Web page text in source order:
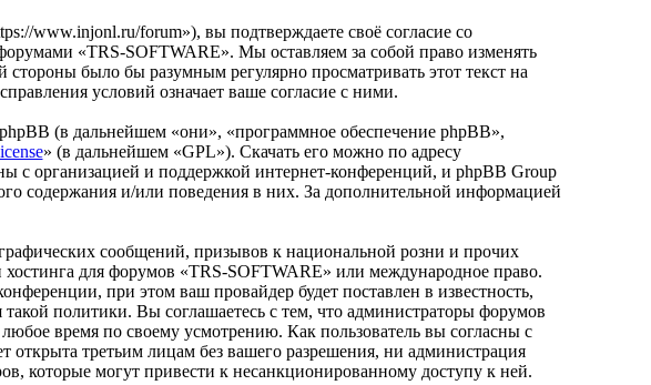
www.injonl.ru/forum»), вы подтверждаете своё согласие со
«TRS-SOFTWARE». Мы оставляем за собой право изменять
было бы разумным регулярно просматривать этот текст на
условий означает ваше согласие с ними.
(в дальнейшем «они», «программное обеспечение phpBB»,
» (в дальнейшем «GPL»). Скачать его можно по адресу
с организацией и поддержкой интернет-конференций, и phpBB Group
содержания и/или поведения в них. За дополнительной информацией
сообщений, призывов к национальной розни и прочих
для форумов «TRS-SOFTWARE» или международное право.
при этом ваш провайдер будет поставлен в известность,
политики. Вы соглашаетесь с тем, что администраторы форумов
время по своему усмотрению. Как пользователь вы согласны с
открыта третьим лицам без вашего разрешения, ни администрация
которые могут привести к несанкционированному доступу к ней.